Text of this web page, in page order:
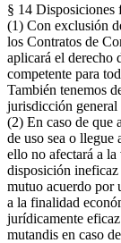
§ 14 Disposiciones
(1) Con exclusión
los Contratos de
aplicará el derecho
competente para
También tenemos
jurisdicción general
(2) En caso de que
de uso sea o
ello no afectará a
disposición ineficaz
mutuo acuerdo por
a la finalidad
jurídicamente
mutandis en caso